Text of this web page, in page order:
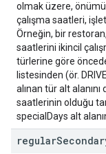
olmak üzere,
çalışma saatleri,
Örneğin, bir
saatlerini ikincil
türlerine göre
listesinden (ör.
alınan tür alt alanını
saatlerinin olduğu
specialDays alt
regular